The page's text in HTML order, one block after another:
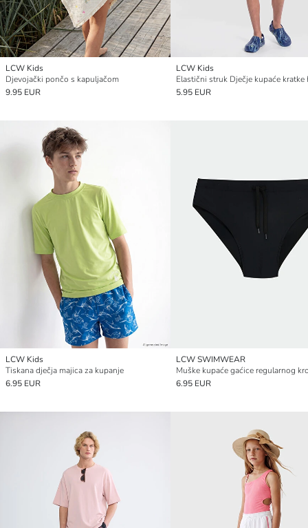
LCW Kids
Djevojački pončo s kapuljačom
9.95 EUR
LCW Kids
Elastični struk Dječje kupaće kratke
5.95 EUR
LCW Kids
Tiskana dječja majica za kupanje
6.95 EUR
LCW SWIMWEAR
6.95 EUR